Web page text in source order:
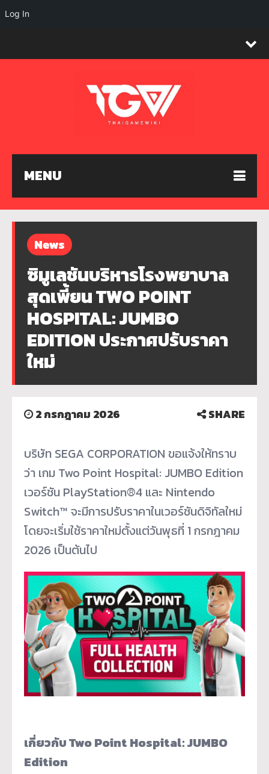
MENU
News
ซิมูเลชันบริหารโรงพยาบาล
สุดเพี้ยน TWO POINT
HOSPITAL: JUMBO
EDITION ประกาศปรับราคา
ใหม่
2 กรกฎาคม 2026 SHARE
บริษัท SEGA CORPORATION ขอแจ้งให้ทราบ
ว่า เกม Two Point Hospital: JUMBO Edition
เวอร์ชัน PlayStation®4 และ Nintendo
Switch™ จะมีการปรับราคาในเวอร์ชันดิจิทัลใหม่
โดยจะเริ่มใช้ราคาใหม่ตั้งแต่วันพุธที่ 1 กรกฎาคม
2026 เป็นต้นไป
เกี่ยวกับ Two Point Hospital: JUMBO
Edition
Log In